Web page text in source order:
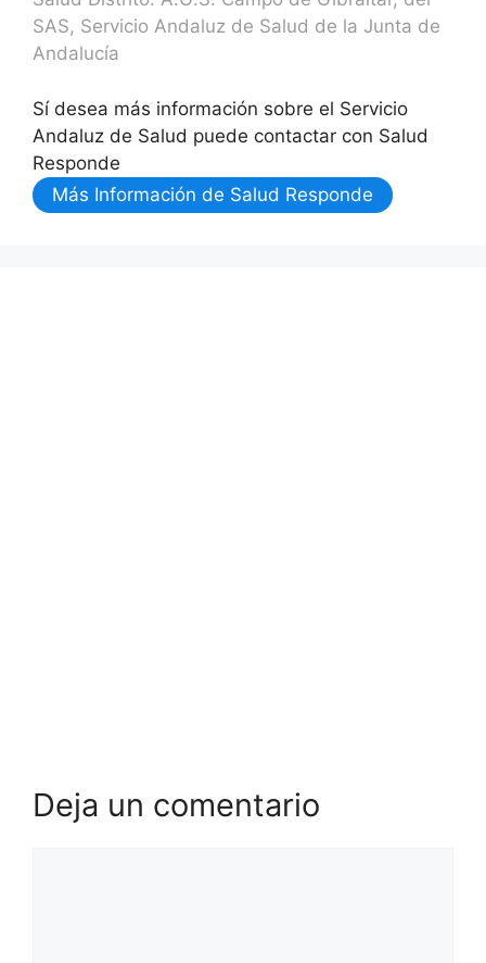
SAS, Servicio Andaluz de Salud de la Junta de
Andalucía
Sí desea más información sobre el Servicio
Andaluz de Salud puede contactar con Salud
Responde
Más Información de Salud Responde
Deja un comentario